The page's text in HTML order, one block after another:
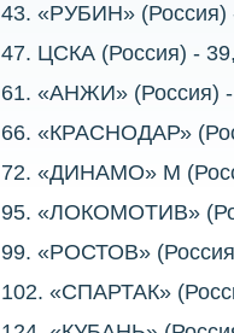
43. «РУБИН»
47. ЦСКА (Россия) -
61. «АНЖИ» (Россия)
66. «КРАСНОДАР»
72. «ДИНАМО» М
95. «ЛОКОМОТИВ»
99. «РОСТОВ»
102. «СПАРТАК»